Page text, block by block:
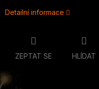
Detailní informace
ZEPTAT SE HLÍDAT